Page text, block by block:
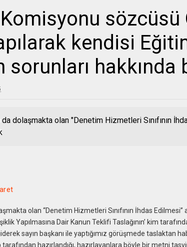
sözcüsü
kendisi
dolaşmakta olan "Denetim Hizmetleri Sınıfının
olan “Denetim Hizmetleri Sınıfının İhdas Edilmesi”
Yapılmasına Dair Kanun Teklifi Taslağının’ kim
sayın başkanı ile yaptığımız görüşmede taslaktan
tarafından hazırlandığı, hazırlayanlara böyle bir metni